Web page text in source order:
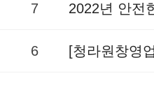
7 2022년 안전
6 [청라원창영